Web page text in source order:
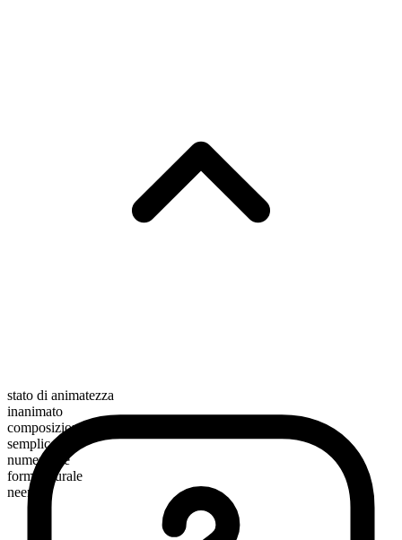
stato di animatezza
inanimato
composizione morfologica
semplice
numerabile
forma plurale
neems